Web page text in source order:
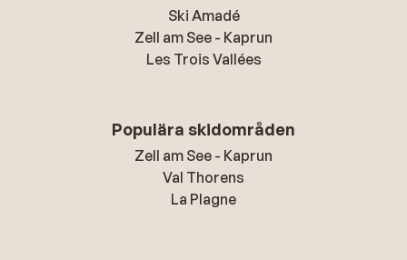
Ski Amadé
Zell am See - Kaprun
Les Trois Vallées
Populära skidområden
Zell am See - Kaprun
Val Thorens
La Plagne